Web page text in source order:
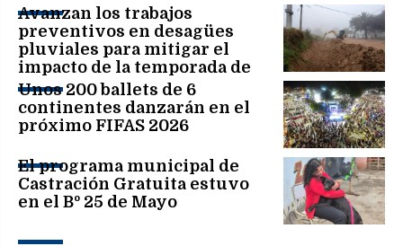
Avanzan los trabajos
preventivos en desagües
pluviales para mitigar el
impacto de la temporada de
lluvias
Unos 200 ballets de 6
continentes danzarán en el
próximo FIFAS 2026
El programa municipal de
Castración Gratuita estuvo
en el Bº 25 de Mayo